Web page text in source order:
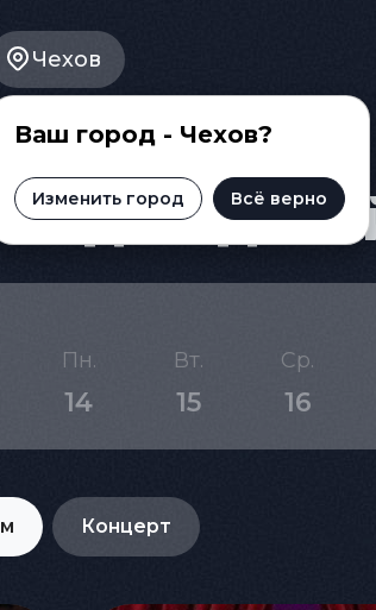
Чехов
Ваш город - Чехов?
Изменить город Всё верно
для
Пн.
14
Вт.
15
Ср.
16
Концерт